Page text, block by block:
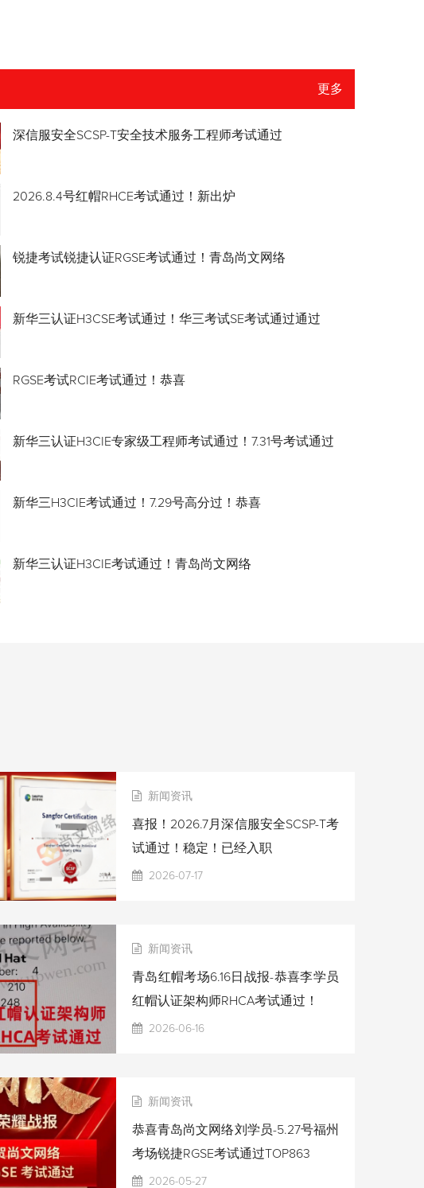
更多
深信服安全SCSP-T安全技术服务工程师考试通过
2026.8.4号红帽RHCE考试通过！新出炉
锐捷考试锐捷认证RGSE考试通过！青岛尚文网络
新华三认证H3CSE考试通过！华三考试SE考试通过通过
RGSE考试RCIE考试通过！恭喜
新华三认证H3CIE专家级工程师考试通过！7.31号考试通过
新华三H3CIE考试通过！7.29号高分过！恭喜
新华三认证H3CIE考试通过！青岛尚文网络
新闻资讯
喜报！2026.7月深信服安全SCSP-T考
试通过！稳定！已经入职
2026-07-17
新闻资讯
青岛红帽考场6.16日战报-恭喜李学员
红帽认证架构师RHCA考试通过！
2026-06-16
新闻资讯
恭喜青岛尚文网络刘学员-5.27号福州
考场锐捷RGSE考试通过TOP863
2026-05-27